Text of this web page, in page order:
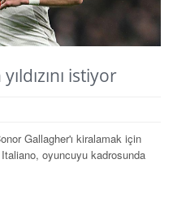
istiyor
Gallagher'ı kiralamak için
oyuncuyu kadrosunda